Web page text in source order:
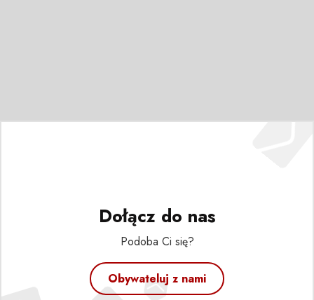
Dołącz do nas
Podoba Ci się?
Obywateluj z nami